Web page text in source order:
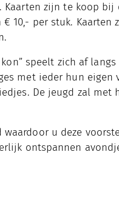
zijn te koop bij
10,- per stuk. Kaarten
speelt zich af
met ieder hun eigen
De jeugd zal met
u deze
ontspannen